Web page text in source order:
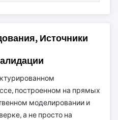
Источники
построенном на прямых
моделировании и
а не просто на